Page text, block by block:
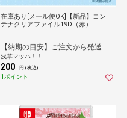
在庫あり[メール便OK]【新品】コン
テナクリアファイル19D（赤）
【納期の目安】ご注文から発送まで[1営業日※在庫品]お時間がかかります。
浅草マッハ！！
200 円 (税込)
1ポイント